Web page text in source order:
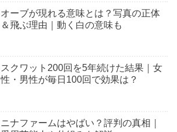
オーブが現れる意味とは？写真の正体
＆飛ぶ理由｜動く白の意味も
スクワット200回を5年続けた結果｜女
性・男性が毎日100回で効果は？
ニナファームはやばい？評判の真相｜